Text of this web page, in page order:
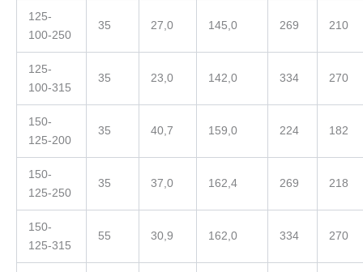
125-
100-250
35 27,0 145,0 269 210
125-
100-315
35 23,0 142,0 334 270
150-
125-200
35 40,7 159,0 224 182
150-
125-250
35 37,0 162,4 269 218
150-
125-315
55 30,9 162,0 334 270